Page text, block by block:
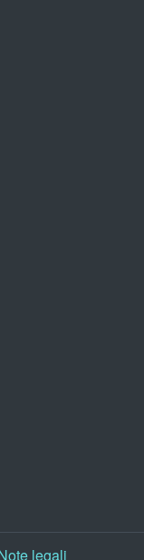
legali